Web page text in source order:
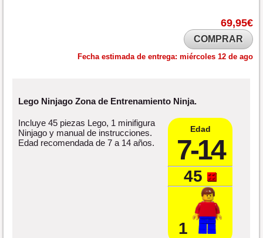
69,95€
COMPRAR
Fecha estimada de entrega: miércoles 12 de ago
Lego Ninjago Zona de Entrenamiento Ninja.
Edad
7-14
45
1
Incluye 45 piezas Lego, 1 minifigura
Ninjago y manual de instrucciones.
Edad recomendada de 7 a 14 años.